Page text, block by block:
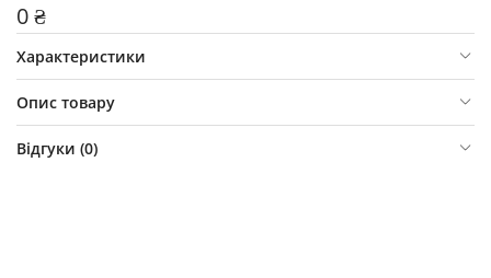
0 ₴
Характеристики
Опис товару
Відгуки (0)